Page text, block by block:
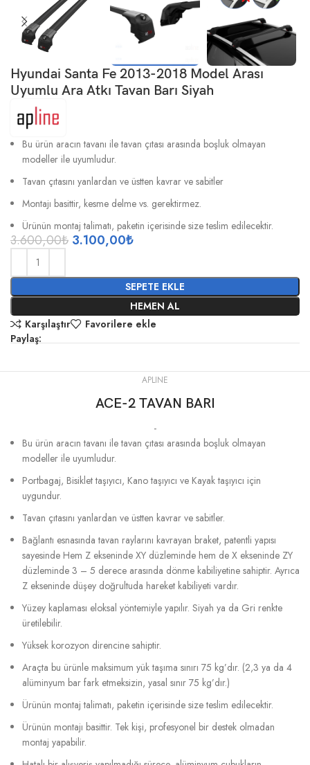
Hyundai Santa Fe 2013-2018 Model Arası
Uyumlu Ara Atkı Tavan Barı Siyah
Bu ürün aracın tavanı ile tavan çıtası arasında boşluk olmayan
modeller ile uyumludur.
Tavan çıtasını yanlardan ve üstten kavrar ve sabitler
Montajı basittir, kesme delme vs. gerektirmez.
Ürünün montaj talimatı, paketin içerisinde size teslim edilecektir.
3.600,00₺ 3.100,00₺
SEPETE EKLE
HEMEN AL
Karşılaştır
Favorilere ekle
Paylaş:
APLINE
ACE-2 TAVAN BARI
-
Bu ürün aracın tavanı ile tavan çıtası arasında boşluk olmayan
modeller ile uyumludur.
Portbagaj, Bisiklet taşıyıcı, Kano taşıyıcı ve Kayak taşıyıcı için
uygundur.
Tavan çıtasını yanlardan ve üstten kavrar ve sabitler.
Bağlantı esnasında tavan raylarını kavrayan braket, patentli yapısı
sayesinde Hem Z ekseninde XY düzleminde hem de X ekseninde ZY
düzleminde 3 – 5 derece arasında dönme kabiliyetine sahiptir. Ayrıca
Z ekseninde düşey doğrultuda hareket kabiliyeti vardır.
Yüzey kaplaması eloksal yöntemiyle yapılır. Siyah ya da Gri renkte
üretilebilir.
Yüksek korozyon direncine sahiptir.
Araçta bu ürünle maksimum yük taşıma sınırı 75 kg’dır. (2,3 ya da 4
alüminyum bar fark etmeksizin, yasal sınır 75 kg’dır.)
Ürünün montaj talimatı, paketin içerisinde size teslim edilecektir.
Ürünün montajı basittir. Tek kişi, profesyonel bir destek olmadan
montaj yapabilir.